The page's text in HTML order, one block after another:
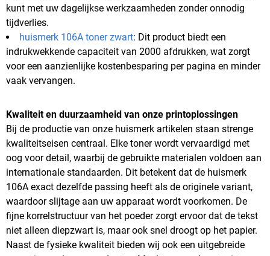
kunt met uw dagelijkse werkzaamheden zonder onnodig
tijdverlies.
huismerk 106A toner zwart: Dit product biedt een
indrukwekkende capaciteit van 2000 afdrukken, wat zorgt
voor een aanzienlijke kostenbesparing per pagina en minder
vaak vervangen.
Kwaliteit en duurzaamheid van onze printoplossingen
Bij de productie van onze huismerk artikelen staan strenge
kwaliteitseisen centraal. Elke toner wordt vervaardigd met
oog voor detail, waarbij de gebruikte materialen voldoen aan
internationale standaarden. Dit betekent dat de huismerk
106A exact dezelfde passing heeft als de originele variant,
waardoor slijtage aan uw apparaat wordt voorkomen. De
fijne korrelstructuur van het poeder zorgt ervoor dat de tekst
niet alleen diepzwart is, maar ook snel droogt op het papier.
Naast de fysieke kwaliteit bieden wij ook een uitgebreide